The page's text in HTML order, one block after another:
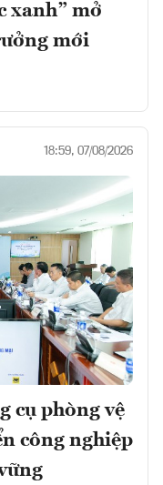
xanh” mở
mới
18:59, 07/08/2026
cụ phòng vệ
công nghiệp